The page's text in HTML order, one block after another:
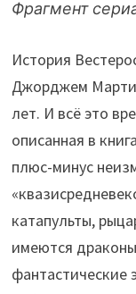
Фрагмент
История
Джорджем
лет. И всё это
описанная в
плюс-минус
катапульты,
имеются
фантастические